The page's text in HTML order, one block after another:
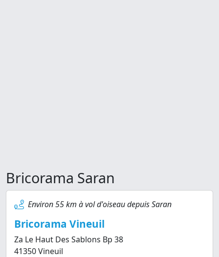
Bricorama Saran
Environ 55 km à vol d'oiseau depuis Saran
Bricorama Vineuil
Za Le Haut Des Sablons Bp 38
41350 Vineuil